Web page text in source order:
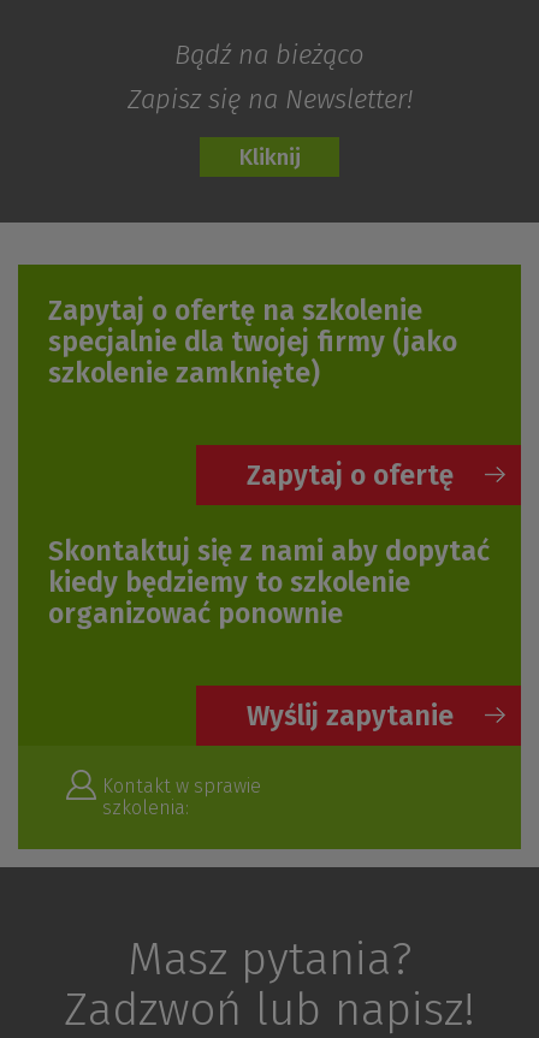
Bądź na bieżąco
Zapisz się na Newsletter!
Zapytaj o ofertę na szkolenie
specjalnie dla twojej firmy (jako
szkolenie zamknięte)
Zapytaj o ofertę
Skontaktuj się z nami aby dopytać
kiedy będziemy to szkolenie
organizować ponownie
Wyślij zapytanie
Kontakt w sprawie
szkolenia:
Masz pytania?
Zadzwoń lub napisz!